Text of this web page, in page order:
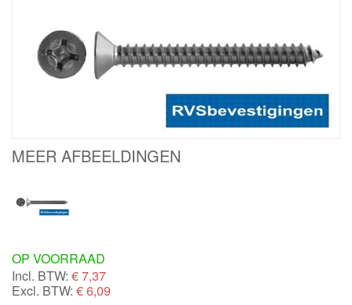
MEER AFBEELDINGEN
OP VOORRAAD
Incl. BTW: €7,37
Excl. BTW: € 6,09